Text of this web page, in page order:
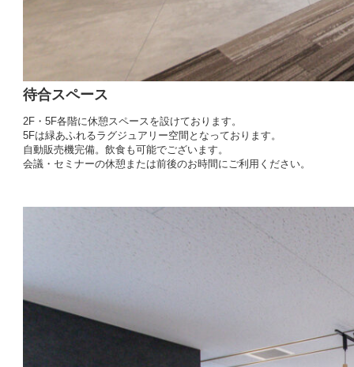
待合スペース
2F・5F各階に休憩スペースを設けております。
5Fは緑あふれるラグジュアリー空間となっております。
自動販売機完備。飲食も可能でございます。
会議・セミナーの休憩または前後のお時間にご利用ください。